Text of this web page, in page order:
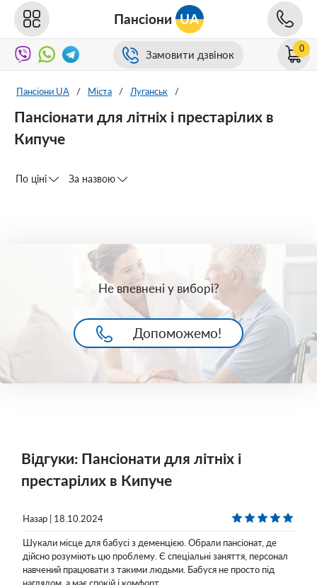
Пансіони UA
Замовити дзвінок 0
Пансіони UA / Міста / Луганськ /
Пансіонати для літніх і престарілих в
Кипуче
По ціні За назвою
Не впевнені у виборі?
Допоможемо!
Відгуки: Пансіонати для літніх і
престарілих в Кипуче
Назар | 18.10.2024
Шукали місце для бабусі з деменцією. Обрали пансіонат, де
дійсно розуміють цю проблему. Є спеціальні заняття, персонал
навчений працювати з такими людьми. Бабуся не просто під